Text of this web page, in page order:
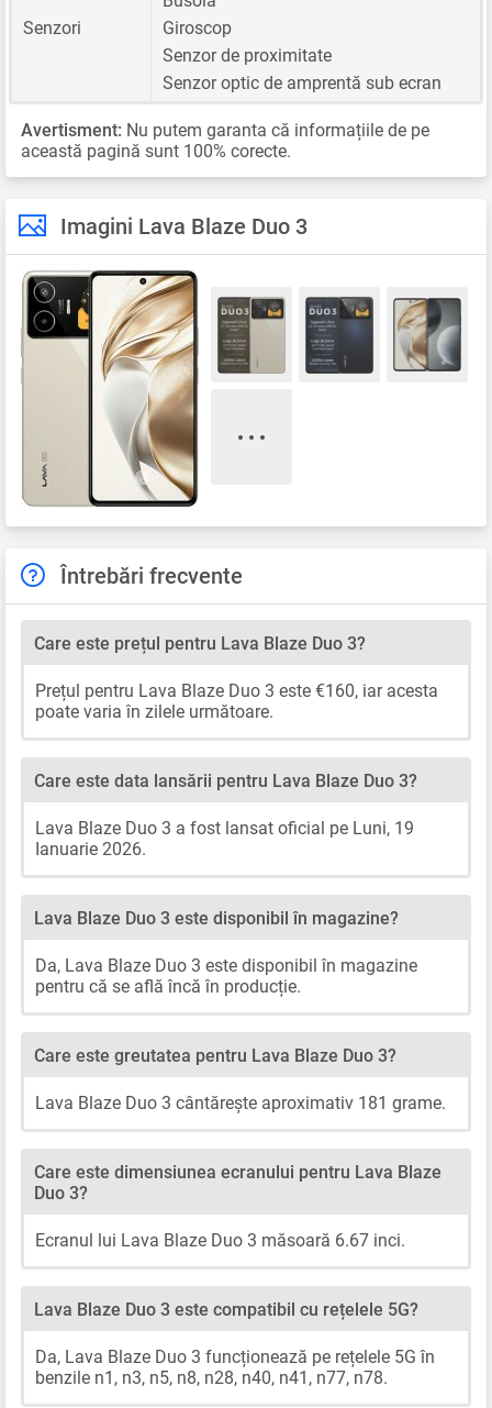
Senzori
Giroscop
Senzor de proximitate
Senzor optic de amprentă sub ecran
Avertisment: Nu putem garanta că informațiile de pe
această pagină sunt 100% corecte.
Imagini Lava Blaze Duo 3
Întrebări frecvente
Care este prețul pentru Lava Blaze Duo 3?
Prețul pentru Lava Blaze Duo 3 este €160, iar acesta
poate varia în zilele următoare.
Care este data lansării pentru Lava Blaze Duo 3?
Lava Blaze Duo 3 a fost lansat oficial pe Luni, 19
Ianuarie 2026.
Lava Blaze Duo 3 este disponibil în magazine?
Da, Lava Blaze Duo 3 este disponibil în magazine
pentru că se află încă în producție.
Care este greutatea pentru Lava Blaze Duo 3?
Lava Blaze Duo 3 cântărește aproximativ 181 grame.
Care este dimensiunea ecranului pentru Lava Blaze
Duo 3?
Ecranul lui Lava Blaze Duo 3 măsoară 6.67 inci.
Lava Blaze Duo 3 este compatibil cu rețelele 5G?
Da, Lava Blaze Duo 3 funcționează pe rețelele 5G în
benzile n1, n3, n5, n8, n28, n40, n41, n77, n78.